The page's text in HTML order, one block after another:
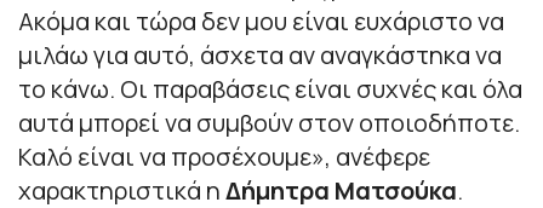
Ακόμα και τώρα δεν μου είναι ευχάριστο να
μιλάω για αυτό, άσχετα αν αναγκάστηκα να
το κάνω. Οι παραβάσεις είναι συχνές και όλα
αυτά μπορεί να συμβούν στον οποιοδήποτε.
Καλό είναι να προσέχουμε», ανέφερε
χαρακτηριστικά ηΔήμητρα Ματσούκα.